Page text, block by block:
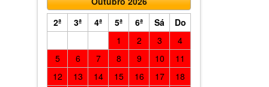
2ª
3ª 4ª 5ª 6ª Sá
Do
1
2 3
4
5
6 7 8 9 10
11
12
13 14 15 16 17
18